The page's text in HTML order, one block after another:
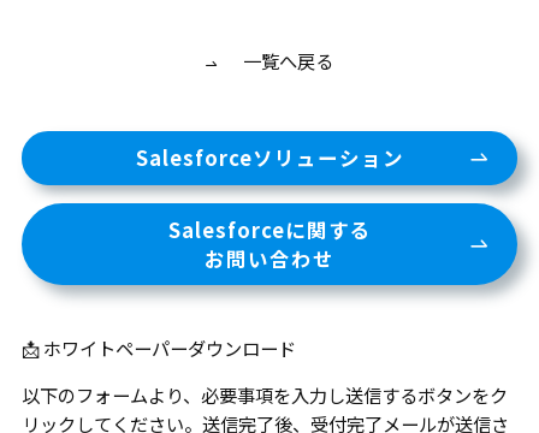
一覧へ戻る
Salesforceソリューション
Salesforceに関する
お問い合わせ
📩 ホワイトペーパーダウンロード
以下のフォームより、必要事項を入力し送信するボタンをク
リックしてください。送信完了後、受付完了メールが送信さ